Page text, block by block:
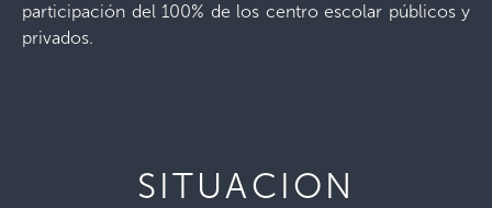
participación del 100% de los centro escolar públicos y
privados.
SITUACION